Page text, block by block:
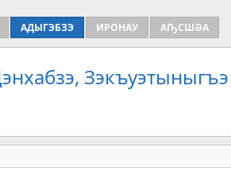
АДЫГЭБЗЭ ИРОНАУ АҦСШӘА